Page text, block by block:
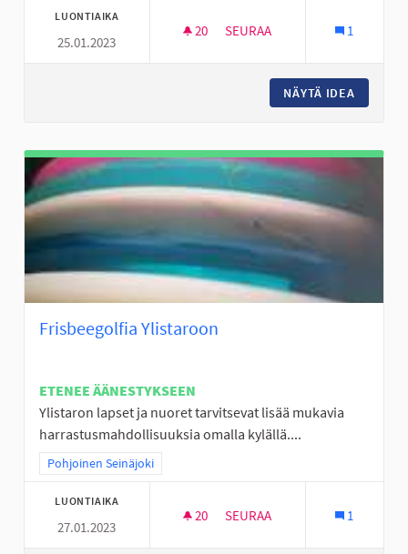
LUONTIAIKA
25.01.2023
20 20 SEURAAJAA
SEURAA 1
NÄYTÄ IDEA
Frisbeegolfia Ylistaroon
ETENEE ÄÄNESTYKSEEN
Ylistaron lapset ja nuoret tarvitsevat lisää mukavia
harrastusmahdollisuuksia omalla kylällä....
Rajaa tulokset teeman mukaan: Pohjoinen Seinäjoki
Pohjoinen Seinäjoki
LUONTIAIKA
27.01.2023
20 20 SEURAAJAA
SEURAA 1